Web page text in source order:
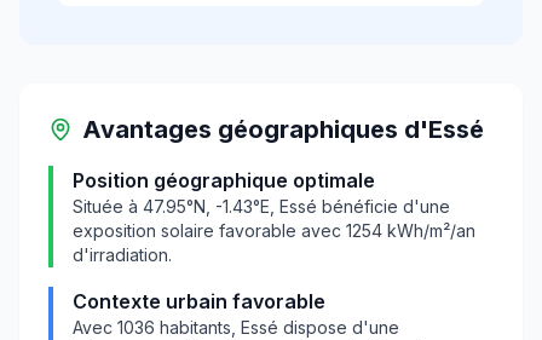
Avantages géographiques d'Essé
Position géographique optimale
Située à 47.95°N, -1.43°E, Essé bénéficie d'une
exposition solaire favorable avec 1254 kWh/m²/an
d'irradiation.
Contexte urbain favorable
Avec 1036 habitants, Essé dispose d'une